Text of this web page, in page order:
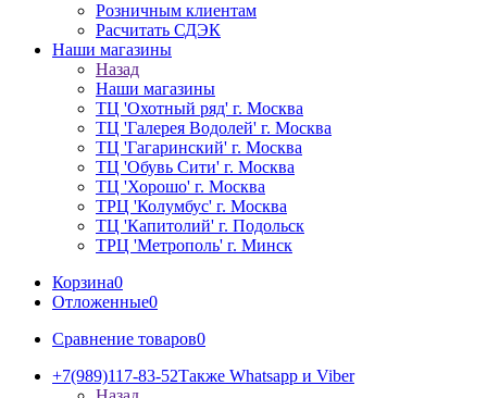
Розничным клиентам
Расчитать СДЭК
Наши магазины
Назад
Наши магазины
ТЦ 'Охотный ряд' г. Москва
ТЦ 'Галерея Водолей' г. Москва
ТЦ 'Гагаринский' г. Москва
ТЦ 'Обувь Сити' г. Москва
ТЦ 'Хорошо' г. Москва
ТРЦ 'Колумбус' г. Москва
ТЦ 'Капитолий' г. Подольск
ТРЦ 'Метрополь' г. Минск
Корзина0
Отложенные0
Сравнение товаров0
+7(989)117-83-52Также Whatsapp и Viber